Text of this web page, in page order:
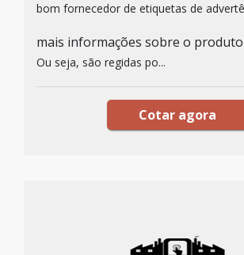
bom fornecedor de etiquetas de
mais informações sobre o produto
Ou seja, são regidas po...
Cotar agora